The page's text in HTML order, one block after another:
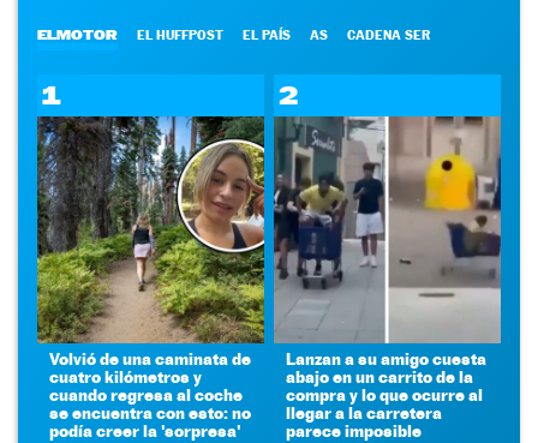
ELMOTOR EL HUFFPOST EL PAÍS AS CADENA SER
1
Volvió de una caminata de
cuatro kilómetros y
cuando regresa al coche
se encuentra con esto: no
podía creer la 'sorpresa'
2
Lanzan a su amigo cuesta
abajo en un carrito de la
compra y lo que ocurre al
llegar a la carretera
parece imposible